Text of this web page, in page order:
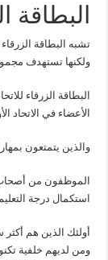
البطاقة
تشبه البطاقة الزرقاء
ولكنها تستهدف
البطاقة الزرقاء
الأعضاء في الاتحاد
والذين يتمتعون
الموظفون من أصحاب
استكمال درجة
أولئك الذين هم أكثر
ومن لديهم خلفية